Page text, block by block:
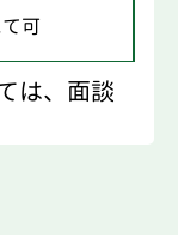
可
は、面談